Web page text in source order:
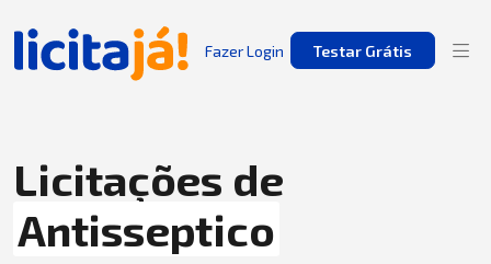
Fazer Login Testar Grátis
Licitações de
Antisseptico